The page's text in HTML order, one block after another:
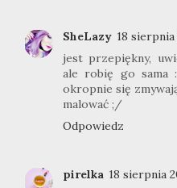
SheLazy 18 sierpnia
jest przepiękny,
ale robię go sama
okropnie się
malować ;/
Odpowiedz
pirelka 18 sierpnia